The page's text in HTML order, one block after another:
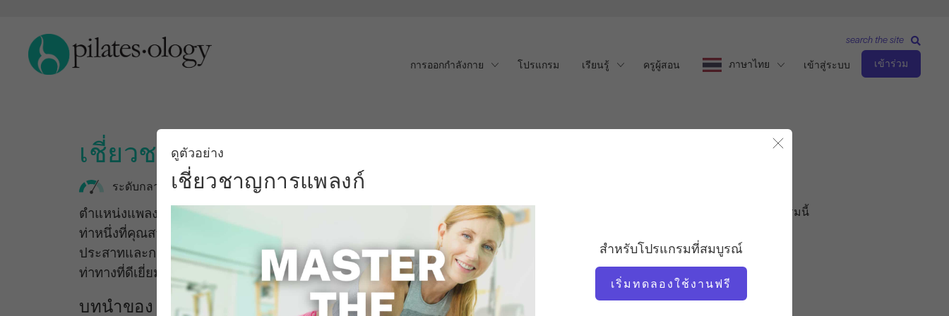
การออกกำลังกาย โปรแกรม เรียนรู้ ครูผู้สอน ภาษาไทย เข้าสู่ระบบ เข้าร่วม
search the site
เชี่ยวชาญการแพลงก์
ระดับกลาง
ตำแหน่งแพลงค์เป็นกุญแจสำคัญใน Pilates เพราะเป็นท่าบริหารแกนกลางร่างกายที่ท้าทายที่สุด
ท่าหนึ่งที่คุณสามารถทำได้ ท่านี้ต้องอาศัยความแข็งแรง ความมั่นคง และการรับรู้ของระบบ
ประสาทและกล้ามเนื้อที่สมดุล การทำท่านี้ให้ถูกต้องจะช่วยป้องกันการบาดเจ็บและส่งเสริมให้มี
ท่าทางที่ดีเยี่ยม
กรุณาเข้าสู่ระบบเพื่อเริ่มต้นโปรแกรมนี้
บทนำของ Master the Plank ทุกชั้นเรียน
ดูตัวอย่าง
เชี่ยวชาญการแพลงก์
สำหรับโปรแกรมที่สมบูรณ์
เริ่มทดลองใช้งานฟรี